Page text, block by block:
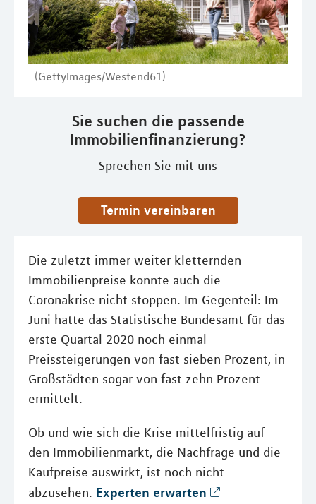
(GettyImages/Westend61)
Sie suchen die passende
Immobilienfinanzierung?
Sprechen Sie mit uns
Termin vereinbaren
Die zuletzt immer weiter kletternden
Immobilienpreise konnte auch die
Coronakrise nicht stoppen. Im Gegenteil: Im
Juni hatte das Statistische Bundesamt für das
erste Quartal 2020 noch einmal
Preissteigerungen von fast sieben Prozent, in
Großstädten sogar von fast zehn Prozent
ermittelt.
Ob und wie sich die Krise mittelfristig auf
den Immobilienmarkt, die Nachfrage und die
Kaufpreise auswirkt, ist noch nicht
abzusehen. Experten erwarten